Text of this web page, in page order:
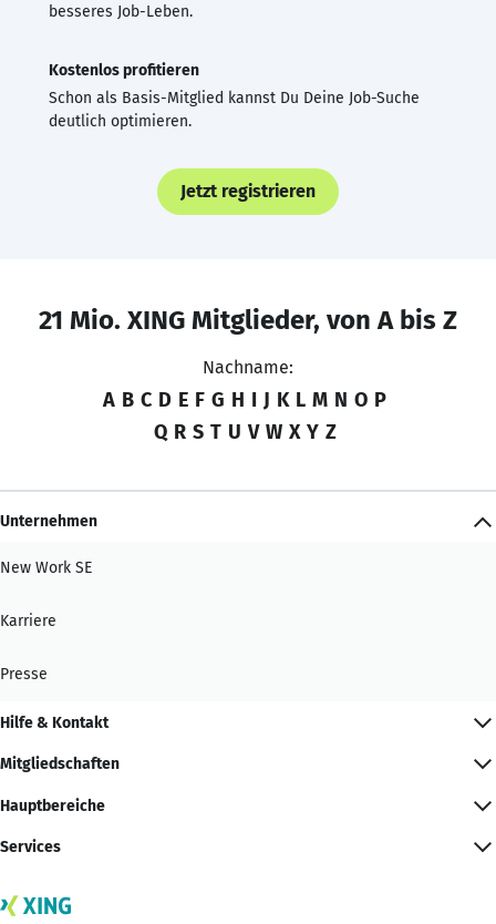
besseres Job-Leben.
Kostenlos profitieren
Schon als Basis-Mitglied kannst Du Deine Job-Suche
deutlich optimieren.
Jetzt registrieren
21 Mio. XING Mitglieder, von A bis Z
Nachname:
A B C D E F G H I J K L M N O P
Q R S T U V W X Y Z
Unternehmen
New Work SE
Karriere
Presse
Hilfe & Kontakt
Mitgliedschaften
Hauptbereiche
Services